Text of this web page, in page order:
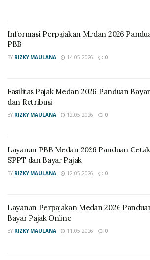
Informasi Perpajakan Medan 2026
PBB
BY RIZKY MAULANA 14.05.2026 0
Fasilitas Pajak Medan 2026 Panduan Bayar
dan Retribusi
BY RIZKY MAULANA 12.05.2026 0
Layanan PBB Medan 2026 Panduan Cetak
SPPT dan Bayar Pajak
BY RIZKY MAULANA 12.05.2026 0
Layanan Perpajakan Medan 2026
Bayar Pajak Online
BY RIZKY MAULANA 11.05.2026 0